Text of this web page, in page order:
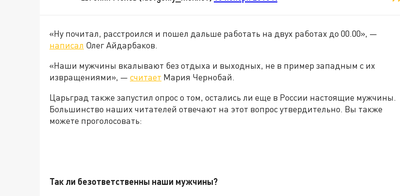
«Ну почитал, расстроился и пошел дальше работать на двух работах до 00.00», —
написал Олег Айдарбаков.
«Наши мужчины вкалывают без отдыха и выходных, не в пример западным с их
извращениями», — считает Мария Чернобай.
Царьград также запустил опрос о том, остались ли еще в России настоящие мужчины.
Большинство наших читателей отвечают на этот вопрос утвердительно. Вы также
можете проголосовать:
Так ли безответственны наши мужчины?